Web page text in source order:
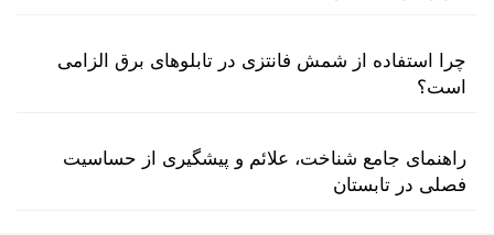
چرا استفاده از شمش فانتزی در تابلوهای برق الزامی
است؟
راهنمای جامع شناخت، علائم و پیشگیری از حساسیت
فصلی در تابستان